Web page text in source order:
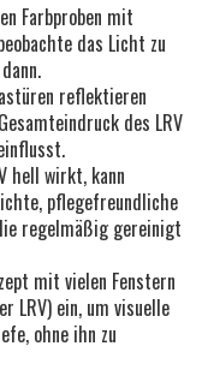
Farbproben mit
das Licht zu
reflektieren
des LRV
hell wirkt, kann
pflegefreundliche
regelmäßig gereinigt
mit vielen Fenstern
LRV) ein, um visuelle
ohne ihn zu